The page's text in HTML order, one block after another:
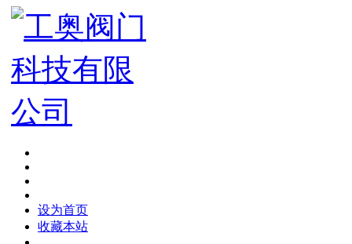
设为首页
收藏本站